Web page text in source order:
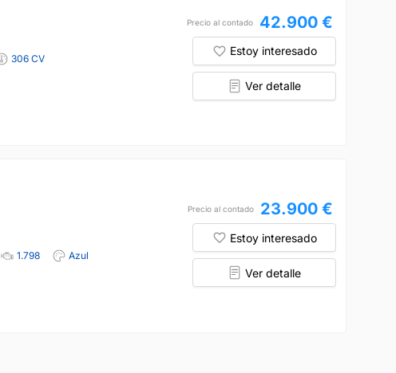
306 CV
Precio al contado 42.900 €
Estoy interesado
Ver detalle
1.798
Azul
Precio al contado 23.900 €
Estoy interesado
Ver detalle